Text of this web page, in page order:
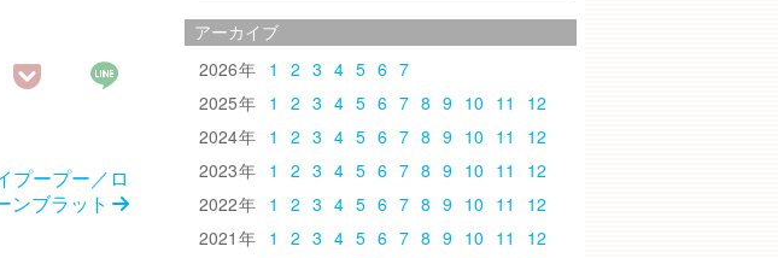
プープー／ロ
ンブラット
アーカイブ
2026 1 2 3 4 5 6 7
2025
1 2 3 4 5 6 7 8 9 10 11
12
2024
1 2 3 4 5 6 7 8 9 10 11
12
2023
1 2 3 4 5 6 7 8 9 10 11
12
2022
1 2 3 4 5 6 7 8 9 10 11
12
2021
1 2 3 4 5 6 7 8 9 10 11
12